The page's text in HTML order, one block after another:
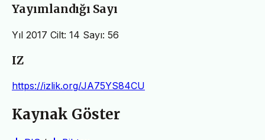
Yayımlandığı Sayı
Yıl 2017 Cilt: 14 Sayı: 56
IZ
https://izlik.org/JA75YS84CU
Kaynak Göster